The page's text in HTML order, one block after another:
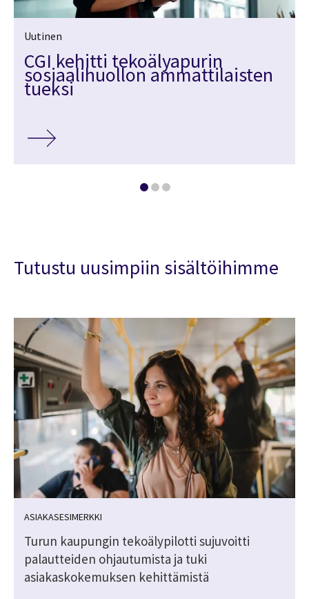
Uutinen
CGI kehitti tekoälyapurin
sosiaalihuollon ammattilaisten
tueksi
Tutustu uusimpiin sisältöihimme
ASIAKASESIMERKKI
Turun kaupungin tekoälypilotti sujuvoitti
palautteiden ohjautumista ja tuki
asiakaskokemuksen kehittämistä